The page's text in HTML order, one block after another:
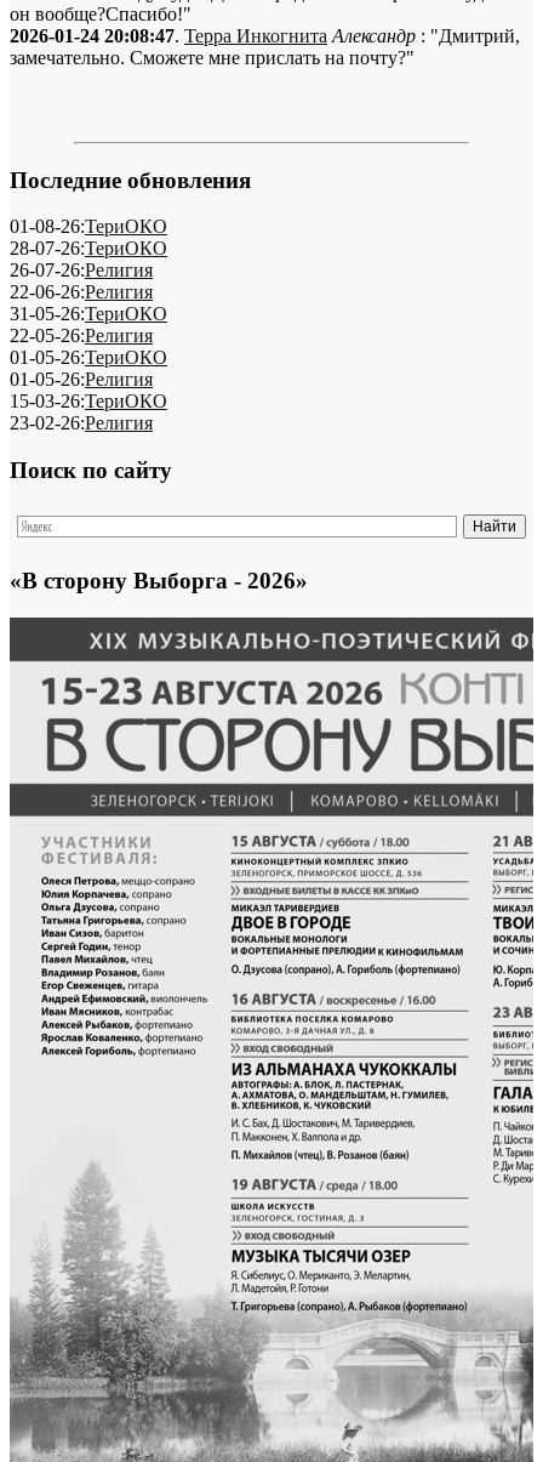
он вообще?Спасибо!"
2026-01-24 20:08:47. Терра Инкогнита Александр : "Дмитрий,
замечательно. Сможете мне прислать на почту?"
Последние обновления
01-08-26:ТериОКО
28-07-26:ТериОКО
26-07-26:Религия
22-06-26:Религия
31-05-26:ТериОКО
22-05-26:Религия
01-05-26:ТериОКО
01-05-26:Религия
15-03-26:ТериОКО
23-02-26:Религия
Поиск по сайту
«В сторону Выборга - 2026»